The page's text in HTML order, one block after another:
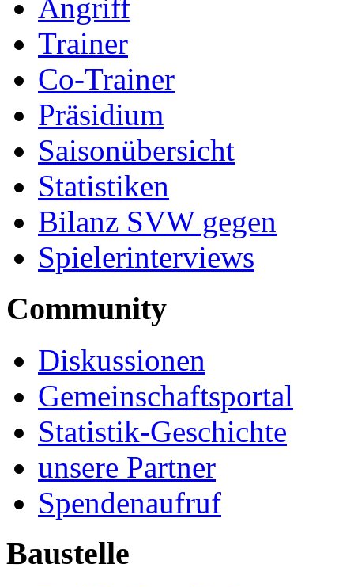
Angriff
Trainer
Co-Trainer
Präsidium
Saisonübersicht
Statistiken
Bilanz SVW gegen
Spielerinterviews
Community
Diskussionen
Gemeinschaftsportal
Statistik-Geschichte
unsere Partner
Spendenaufruf
Baustelle